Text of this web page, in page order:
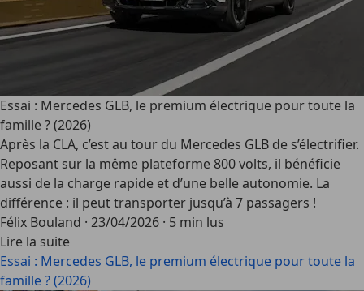
Essai : Mercedes GLB, le premium électrique pour toute la
famille ? (2026)
Après la CLA, c’est au tour du Mercedes GLB de s’électrifier.
Reposant sur la même plateforme 800 volts, il bénéficie
aussi de la charge rapide et d’une belle autonomie. La
différence : il peut transporter jusqu’à 7 passagers !
Félix Bouland · 23/04/2026 · 5 min lus
Lire la suite
Essai : Mercedes GLB, le premium électrique pour toute la
famille ? (2026)